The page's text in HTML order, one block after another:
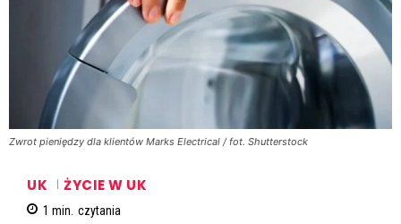
Zwrot pieniędzy dla klientów Marks Electrical / fot. Shutterstock
UK ŻYCIE W UK
1 min. czytania